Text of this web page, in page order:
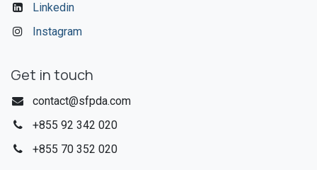
Linkedin
Instagram
Get in touch
contact@sfpda.com
+855 92 342 020​
+855 70 352 020